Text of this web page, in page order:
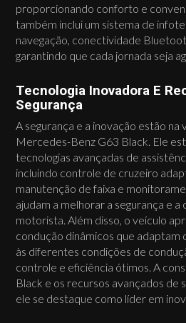
proporcionando conforto e
também inclui um sistema de
navegação, conectividade
garantindo que cada jornada seja
Tecnologia Inovadora E
Segurança
A segurança e a inovação estão na
Mercedes-Benz G63 Black. Ele
tecnologias avançadas de
incluindo controle de cruzeiro
manutenção de faixa e
ajudam a melhorar a segurança e a
motorista. Além disso, o veículo
condução dinâmicos que
às diferentes condições de
controle e eficiência ótimos. A
Black e os recursos avançados de
ele se destaque como líder em